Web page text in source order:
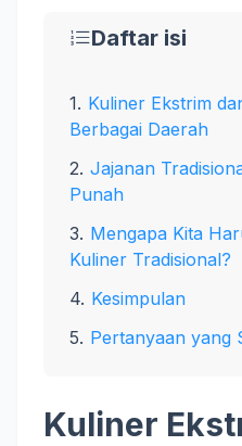
Daftar isi
Kuliner Ekstrim
Berbagai Daerah
Jajanan
Punah
Mengapa Kita
Kuliner Tradisional?
Kesimpulan
Pertanyaan yang
Kuliner